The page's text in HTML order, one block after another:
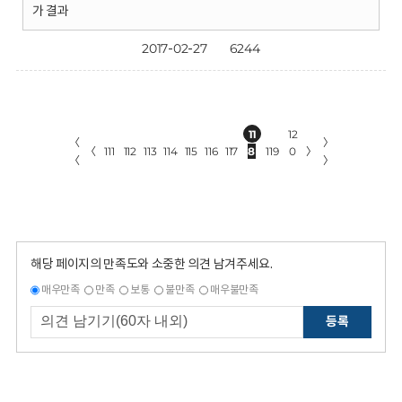
가 결과
2017-02-27 6244
〈
〈
〈 111 112 113 114 115 116 117
11
8
119
12
0
〉
〉
〉
해당 페이지의 만족도와 소중한 의견 남겨주세요.
매우만족 만족 보통 불만족 매우불만족
등록